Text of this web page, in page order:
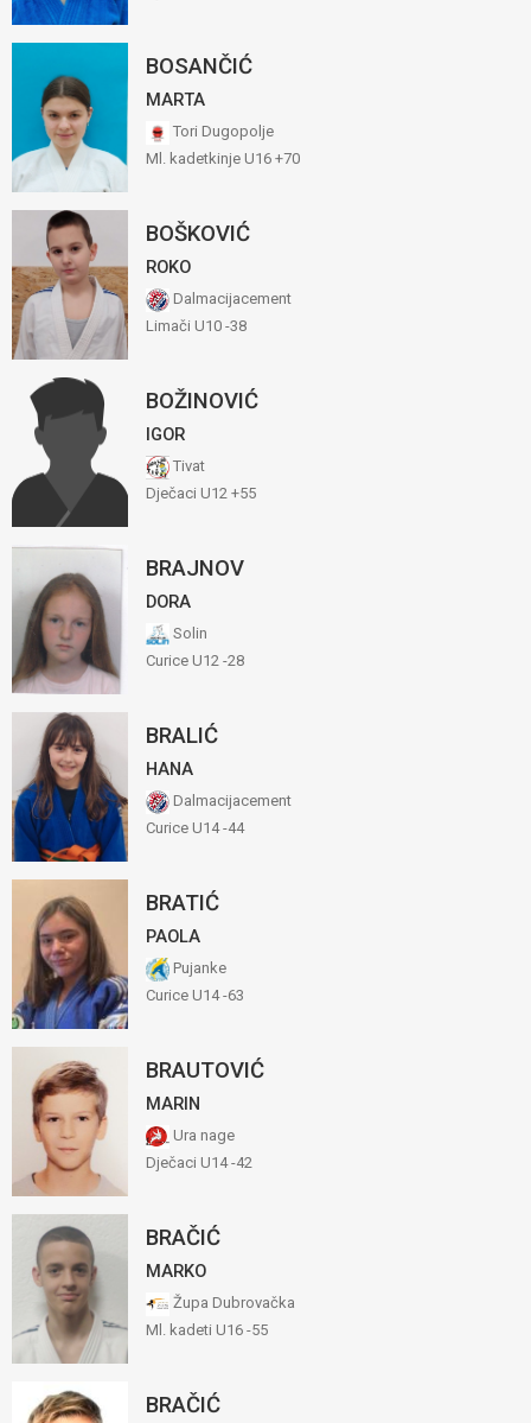
BOSANČIĆ
MARTA
Tori Dugopolje
Ml. kadetkinje U16 +70
BOŠKOVIĆ
ROKO
Dalmacijacement
Limači U10 -38
BOŽINOVIĆ
IGOR
Tivat
Dječaci U12 +55
BRAJNOV
DORA
Solin
Curice U12 -28
BRALIĆ
HANA
Dalmacijacement
Curice U14 -44
BRATIĆ
PAOLA
Pujanke
Curice U14 -63
BRAUTOVIĆ
MARIN
Ura nage
Dječaci U14 -42
BRAČIĆ
MARKO
Župa Dubrovačka
Ml. kadeti U16 -55
BRAČIĆ